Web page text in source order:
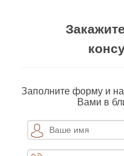
Заполните форму и
Вами в